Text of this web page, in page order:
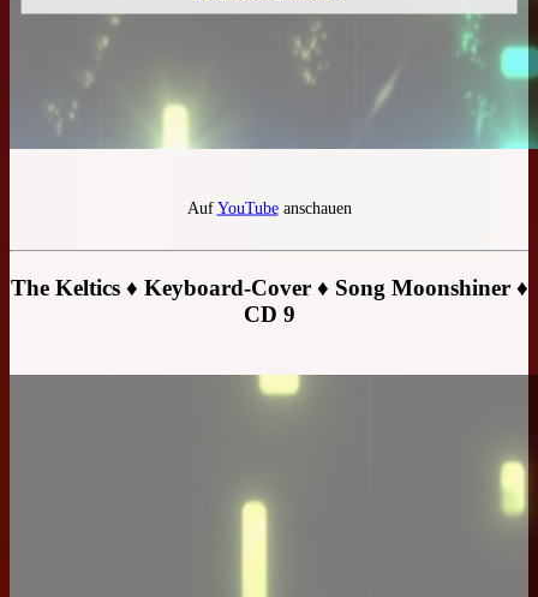
AufYouTubeanschauen
The Keltics ♦ Keyboard-Cover ♦ Song Moonshiner ♦
CD 9